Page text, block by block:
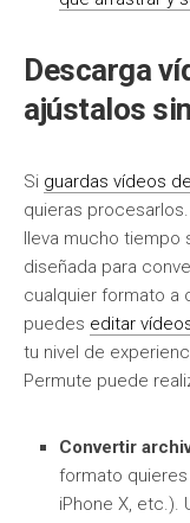
Descarga
ajústalos
Si guardas vídeos
quieras
lleva mucho tiempo
diseñada para
cualquier formato a
puedes editar
tu nivel de
Permute puede
Convertir
formato quieres
iPhone X, etc.).